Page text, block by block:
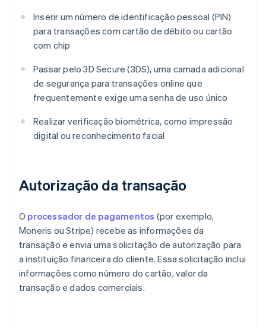
Inserir um número de identificação pessoal (PIN)
para transações com cartão de débito ou cartão
com chip
Passar pelo 3D Secure (3DS), uma camada adicional
de segurança para transações online que
frequentemente exige uma senha de uso único
Realizar verificação biométrica, como impressão
digital ou reconhecimento facial
Autorização da transação
O processador de pagamentos (por exemplo,
Moneris ou Stripe) recebe as informações da
transação e envia uma solicitação de autorização para
a instituição financeira do cliente. Essa solicitação inclui
informações como número do cartão, valor da
transação e dados comerciais.